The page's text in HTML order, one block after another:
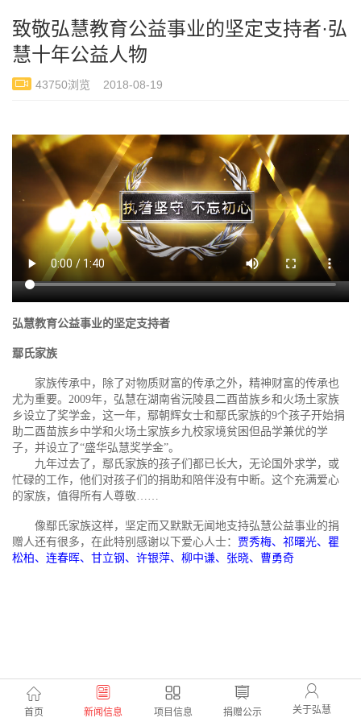
致敬弘慧教育公益事业的坚定支持者·弘
慧十年公益人物
43750浏览 2018-08-19
弘慧教育公益事业的坚定支持者
鄢氏家族
家族传承中，除了对物质财富的传承之外，精神财富的传承也
尤为重要。2009年，弘慧在湖南省沅陵县二酉苗族乡和火场土家族
乡设立了奖学金，这一年，鄢朝辉女士和鄢氏家族的9个孩子开始捐
助二酉苗族乡中学和火场土家族乡九校家境贫困但品学兼优的学
子，并设立了“盛华弘慧奖学金”。
九年过去了，鄢氏家族的孩子们都已长大，无论国外求学，或
忙碌的工作，他们对孩子们的捐助和陪伴没有中断。这个充满爱心
的家族，值得所有人尊敬……
像鄢氏家族这样，坚定而又默默无闻地支持弘慧公益事业的捐
赠人还有很多，在此特别感谢以下爱心人士： 贾秀梅、祁曙光、瞿
松柏、连春晖、甘立钢、许银萍、柳中谦、张晓、曹勇奇
首页 新闻信息 项目信息 捐赠公示 关于弘慧